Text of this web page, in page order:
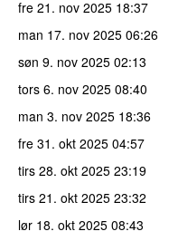
fre 21. nov 2025 18:37
man 17. nov 2025 06:26
søn 9. nov 2025 02:13
tors 6. nov 2025 08:40
man 3. nov 2025 18:36
fre 31. okt 2025 04:57
tirs 28. okt 2025 23:19
tirs 21. okt 2025 23:32
lør 18. okt 2025 08:43